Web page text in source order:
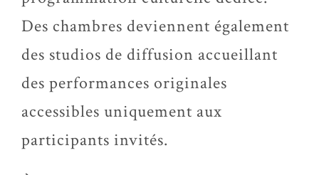
Des chambres deviennent également
des studios de diffusion accueillant
des performances originales
accessibles uniquement aux
participants invités.